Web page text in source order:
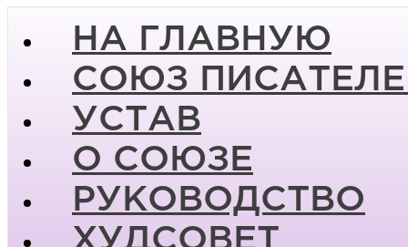
НА ГЛАВНУЮ
СОЮЗ
УСТАВ
О СОЮЗЕ
РУКОВОДСТВО
ХУДСОВЕТ